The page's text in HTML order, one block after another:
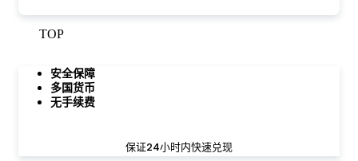
TOP
安全保障
多国货币
无手续费
保证24小时内快速兑现